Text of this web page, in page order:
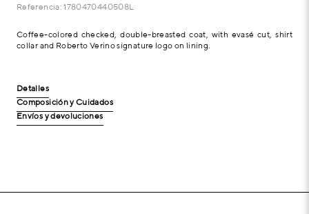
Referencia: 1780470440508L
Coffee-colored checked, double-breasted coat, with evasé cut, shirt
collar and Roberto Verino signature logo on lining.
Detalles
Composición y Cuidados
Envíos y devoluciones